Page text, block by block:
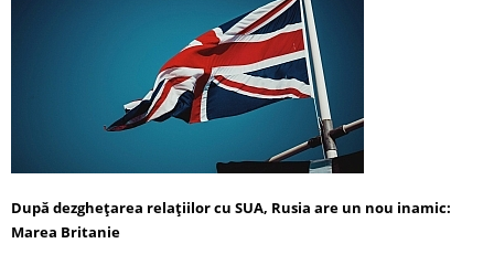
După dezghețarea relațiilor cu SUA, Rusia are un nou inamic:
Marea Britanie